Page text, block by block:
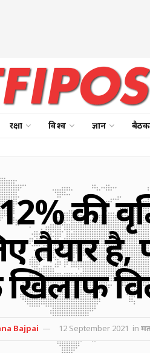
रक्षा विश्व ज्ञान बैठक
की
तैयार है,
Bajpai 12 September 2021 in